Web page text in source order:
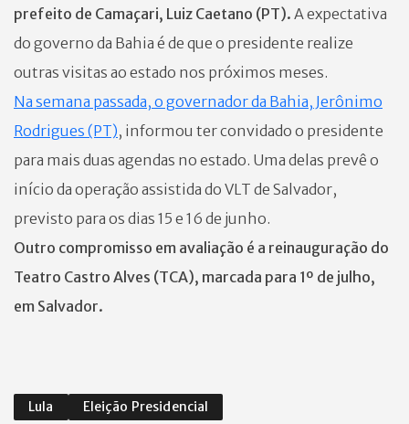
prefeito de Camaçari, Luiz Caetano (PT). A expectativa
do governo da Bahia é de que o presidente realize
outras visitas ao estado nos próximos meses.
Na semana passada, o governador da Bahia, Jerônimo
Rodrigues (PT), informou ter convidado o presidente
para mais duas agendas no estado. Uma delas prevê o
início da operação assistida do VLT de Salvador,
previsto para os dias 15 e 16 de junho.
Outro compromisso em avaliação é a reinauguração do
Teatro Castro Alves (TCA), marcada para 1º de julho,
em Salvador.
Lula Eleição Presidencial